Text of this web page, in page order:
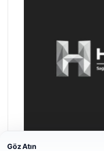
Göz Atın